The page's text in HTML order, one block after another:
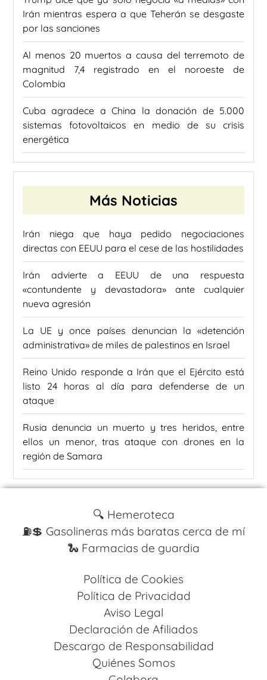
Irán mientras espera a que Teherán se desgaste
por las sanciones
Al menos 20 muertos a causa del terremoto de
magnitud 7,4 registrado en el noroeste de
Colombia
Cuba agradece a China la donación de 5.000
sistemas fotovoltaicos en medio de su crisis
energética
Más Noticias
Irán niega que haya pedido negociaciones
directas con EEUU para el cese de las hostilidades
Irán advierte a EEUU de una respuesta
«contundente y devastadora» ante cualquier
nueva agresión
La UE y once países denuncian la «detención
administrativa» de miles de palestinos en Israel
Reino Unido responde a Irán que el Ejército está
listo 24 horas al día para defenderse de un
ataque
Rusia denuncia un muerto y tres heridos, entre
ellos un menor, tras ataque con drones en la
región de Samara
🔍 Hemeroteca
⛽️💲 Gasolineras más baratas cerca de mí
🐍 Farmacias de guardia
Política de Cookies
Política de Privacidad
Aviso Legal
Declaración de Afiliados
Descargo de Responsabilidad
Quiénes Somos